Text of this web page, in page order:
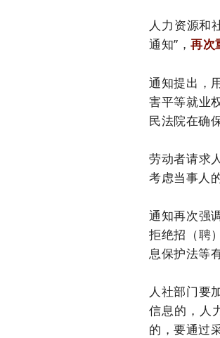
人力资源和
通知”，再次
通知提出，
害平等就业
民法院在确
劳动者请求
考虑当事人
通知再次强
拒绝招（聘
息保护法等
人社部门要
信息的，人
的，要通过